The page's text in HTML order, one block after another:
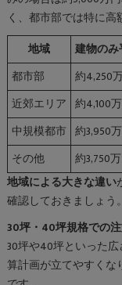
く、都市部では特に高
地域
建物の
都市部
約4,250
近郊エリア 約4,100
中規模都市 約3,950
その他
約3,750
地域による大きな違い
確認しておきましょう。
30坪・40坪規格での
30坪や40坪といった
算計画が立てやすくな